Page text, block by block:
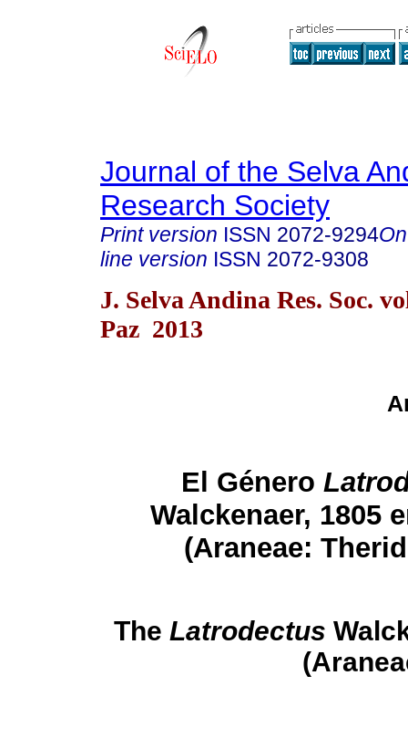
Journal of the Selva
Research Society
Print version ISSN 2072-9294
line version ISSN 2072-9308
J. Selva Andina Res. Soc.
Paz 2013
El Género
Walckenaer, 1805
(Araneae:
The Latrodectus